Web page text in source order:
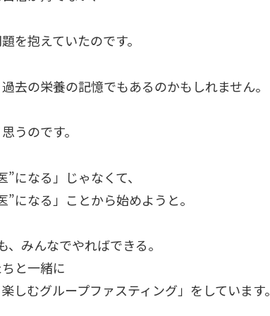
を抱えていたのです。
去の栄養の記憶でもあるのかもしれません。
うのです。
”になる」じゃなくて、
”になる」ことから始めようと。
、みんなでやればできる。
と一緒に
しむグループファスティング」をしています。